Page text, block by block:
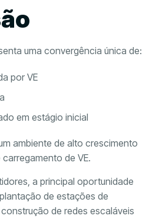
uma convergência única de:
por VE
em estágio inicial
ambiente de alto crescimento
de VE.
a principal oportunidade
de estações de
de redes escaláveis